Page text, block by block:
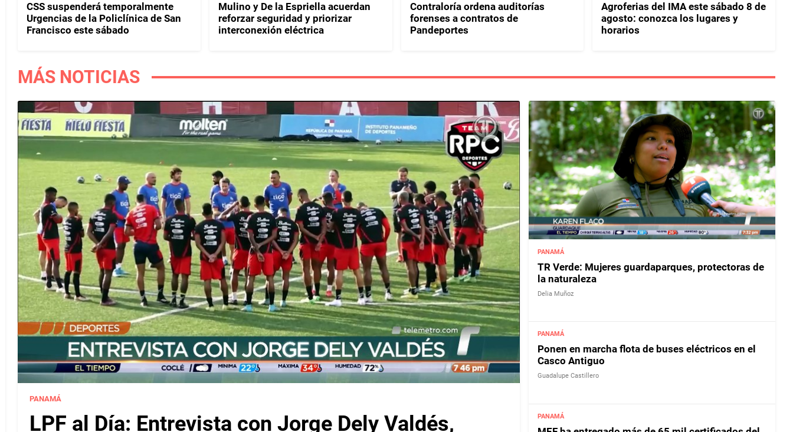
CSS suspenderá temporalmente
Urgencias de la Policlínica de San
Francisco este sábado
Mulino y De la Espriella acuerdan
reforzar seguridad y priorizar
interconexión eléctrica
Contraloría ordena auditorías
forenses a contratos de
Pandeportes
Agroferias del IMA este sábado 8 de
agosto: conozca los lugares y
horarios
MÁS NOTICIAS
PANAMÁ
LPF al Día: Entrevista con Jorge Dely Valdés,
PANAMÁ
TR Verde: Mujeres guardaparques, protectoras de
la naturaleza
Delia Muñoz
PANAMÁ
Ponen en marcha flota de buses eléctricos en el
Casco Antiguo
Guadalupe Castillero
PANAMÁ